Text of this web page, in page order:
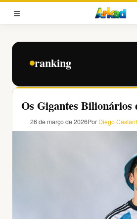
Pular
para
conteúdo
MENU
ranking
Os Gigantes Bilionários
26 de março de 2026Por Diego